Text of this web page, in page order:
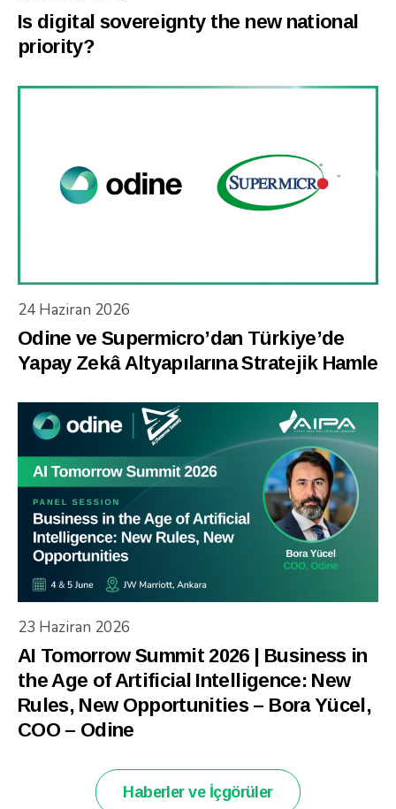
Is digital sovereignty the new national
priority?
24 Haziran 2026
Odine ve Supermicro’dan Türkiye’de
Yapay Zekâ Altyapılarına Stratejik Hamle
23 Haziran 2026
AI Tomorrow Summit 2026 | Business in
the Age of Artificial Intelligence: New
Rules, New Opportunities – Bora Yücel,
COO – Odine
Haberler ve İçgörüler